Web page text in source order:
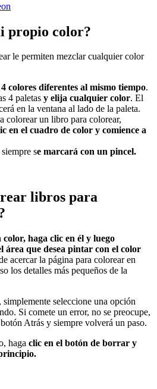
propio color?
le permiten mezclar cualquier color
4 colores diferentes al mismo tiempo.
4 paletas y elija cualquier color. El
en la ventana al lado de la paleta.
colorear un libro para colorear,
en el cuadro de color y comience a
se marcará con un pincel.
libros para
haga clic en él y luego
área que desea pintar con el color
acercar la página para colorear en
los detalles más pequeños de la
, simplemente seleccione una opción
Si comete un error, no se preocupe,
Atrás y siempre volverá un paso.
haga clic en el botón de borrar y